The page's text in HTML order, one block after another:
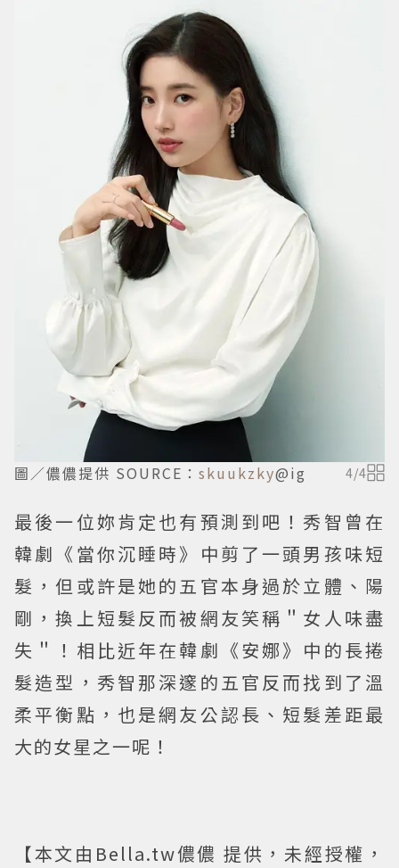
圖／儂儂提供 SOURCE： skuukzky@ig 4/4
最後一位妳肯定也有預測到吧！秀智曾在
韓劇《當你沉睡時》中剪了一頭男孩味短
髮，但或許是她的五官本身過於立體、陽
剛，換上短髮反而被網友笑稱＂女人味盡
失＂！相比近年在韓劇《安娜》中的長捲
髮造型，秀智那深邃的五官反而找到了溫
柔平衡點，也是網友公認長、短髮差距最
大的女星之一呢！
【本文由Bella.tw儂儂 提供，未經授權，